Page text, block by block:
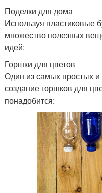
Поделки для дома
Используя пластиковые
множество полезных
идей:
Горшки для цветов
Один из самых простых
создание горшков для
понадобится: